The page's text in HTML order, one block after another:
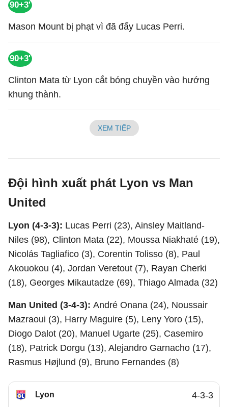
90+3'
Mason Mount bị phạt vì đã đẩy Lucas Perri.
90+3'
Clinton Mata từ Lyon cắt bóng chuyền vào hướng
khung thành.
XEM TIẾP
Đội hình xuất phát Lyon vs Man
United
Lyon (4-3-3): Lucas Perri (23), Ainsley Maitland-
Niles (98), Clinton Mata (22), Moussa Niakhaté (19),
Nicolás Tagliafico (3), Corentin Tolisso (8), Paul
Akouokou (4), Jordan Veretout (7), Rayan Cherki
(18), Georges Mikautadze (69), Thiago Almada (32)
Man United (3-4-3): André Onana (24), Noussair
Mazraoui (3), Harry Maguire (5), Leny Yoro (15),
Diogo Dalot (20), Manuel Ugarte (25), Casemiro
(18), Patrick Dorgu (13), Alejandro Garnacho (17),
Rasmus Højlund (9), Bruno Fernandes (8)
Lyon 4-3-3